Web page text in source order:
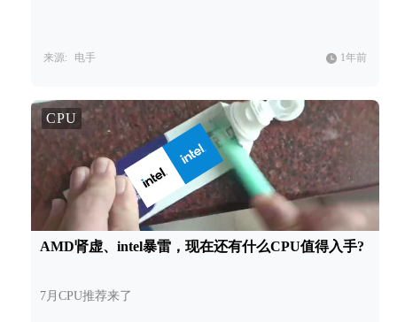
来源: 电手 1年前
CPU
AMD肾虚、intel暴雷，现在还有什么CPU值得入手?
7月CPU推荐来了